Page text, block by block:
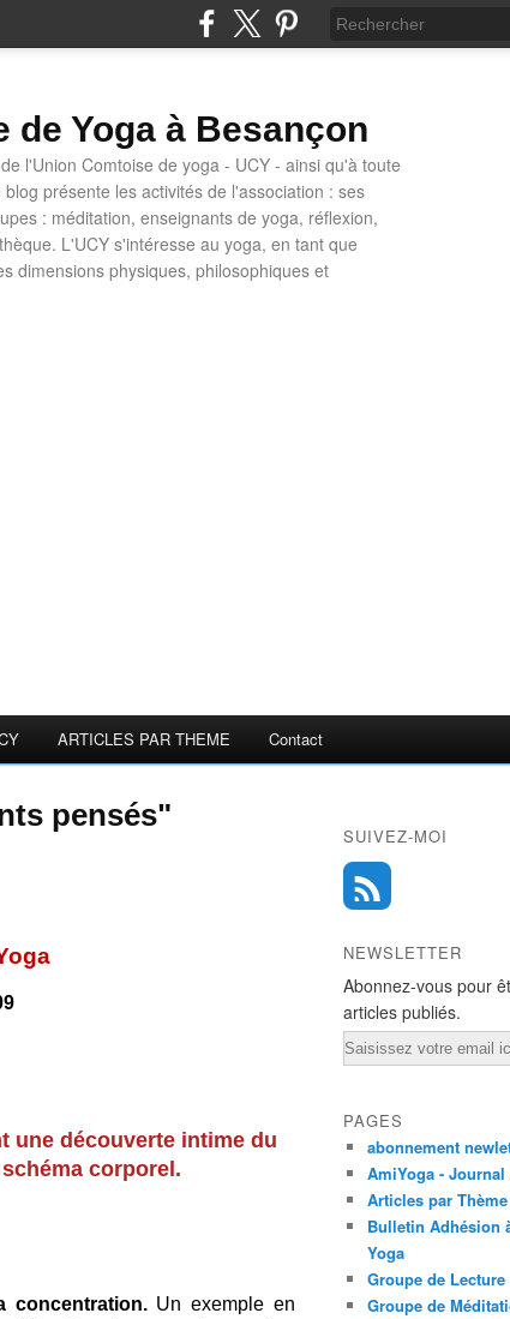
de Yoga à Besançon
l'Union Comtoise de yoga - UCY - ainsi qu'à toute
présente les activités de l'association : ses
: méditation, enseignants de yoga, réflexion,
L'UCY s'intéresse au yoga, en tant que
dimensions physiques, philosophiques et
ARTICLES PAR THEME Contact
pensés"
une découverte intime du
corporel.
concentration. Un exemple en
SUIVEZ-MOI
NEWSLETTER
Abonnez-vous pour
articles publiés.
Email
PAGES
abonnement
AmiYoga - Journal
Articles par Thème
Bulletin Adhésion
Yoga
Groupe de Lecture
Groupe de